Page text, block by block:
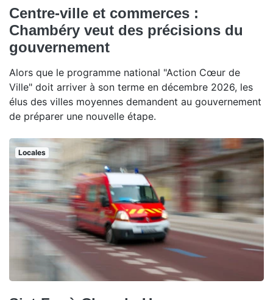
Centre-ville et commerces :
Chambéry veut des précisions du
gouvernement
Alors que le programme national "Action Cœur de
Ville" doit arriver à son terme en décembre 2026, les
élus des villes moyennes demandent au gouvernement
de préparer une nouvelle étape.
Locales